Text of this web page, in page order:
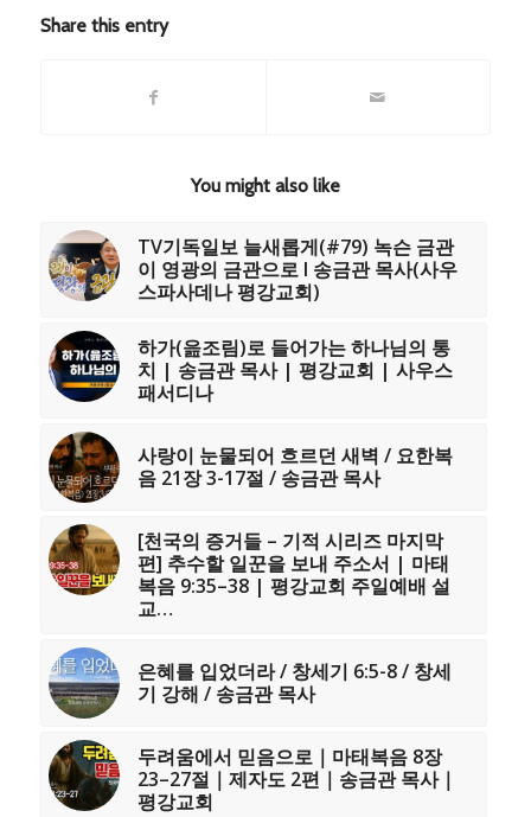
Share this entry
You might also like
TV기독일보 늘새롭게(#79) 녹슨 금관
이 영광의 금관으로 I 송금관 목사(사우
스파사데나 평강교회)
하가(읊조림)로 들어가는 하나님의 통
치 | 송금관 목사 | 평강교회 | 사우스
패서디나
사랑이 눈물되어 흐르던 새벽 / 요한복
음 21장 3-17절 / 송금관 목사
[천국의 증거들 – 기적 시리즈 마지막
편] 추수할 일꾼을 보내 주소서 | 마태
복음 9:35–38 | 평강교회 주일예배 설
교…
은혜를 입었더라 / 창세기 6:5-8 / 창세
기 강해 / 송금관 목사
두려움에서 믿음으로｜마태복음 8장
23–27절｜제자도 2편｜송금관 목사｜
평강교회